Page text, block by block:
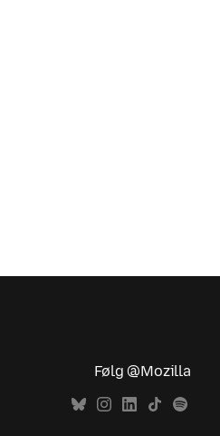
Følg @Mozilla